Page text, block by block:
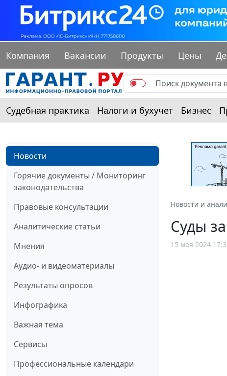
Компания Вакансии Продукты Цены
Судебная практика Налоги и бухучет Бизнес
Новости
Горячие документы / Мониторинг
законодательства
Правовые консультации
Аналитические статьи
Мнения
Аудио- и видеоматериалы
Результаты опросов
Инфографика
Важная тема
Сервисы
Профессиональные календари
Новости и
Суды
15 мая 2024